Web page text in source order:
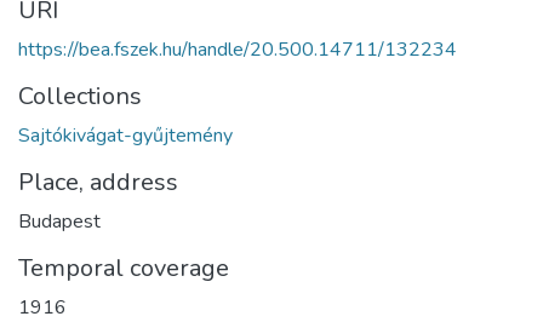
URI
https://bea.fszek.hu/handle/20.500.14711/132234
Collections
Sajtókivágat-gyűjtemény
Place, address
Budapest
Temporal coverage
1916